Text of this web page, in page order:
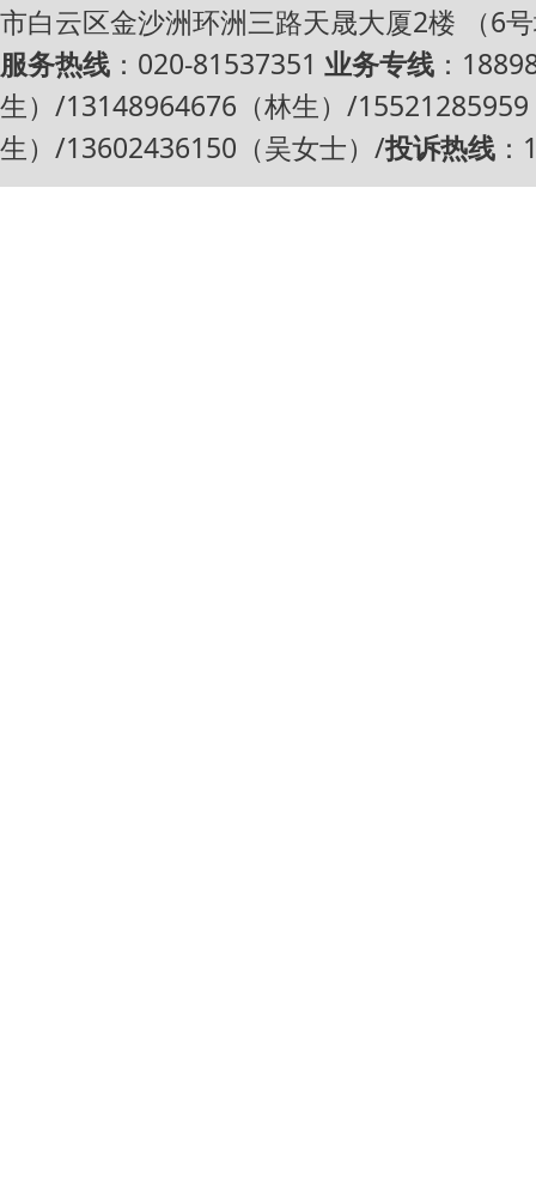
市白云区金沙洲环洲三路天晟大厦2楼 （6
服务热线 ：020-81537351 业务专线 ：
生）/13148964676（林生）/
生）/13602436150（吴女士）/投诉热线